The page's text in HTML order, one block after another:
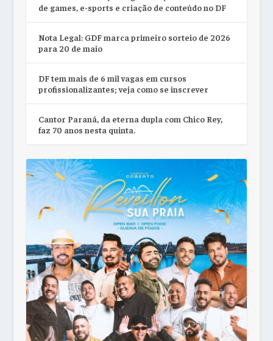
de games, e-sports e criação de conteúdo no DF
Nota Legal: GDF marca primeiro sorteio de 2026
para 20 de maio
DF tem mais de 6 mil vagas em cursos
profissionalizantes; veja como se inscrever
Cantor Paraná, da eterna dupla com Chico Rey,
faz 70 anos nesta quinta.